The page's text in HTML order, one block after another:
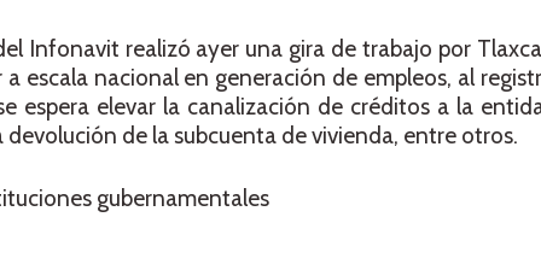
Infonavit realizó ayer una gira de trabajo por
a escala nacional en generación de empleos, al
espera elevar la canalización de créditos a la
devolución de la subcuenta de vivienda, entre otros.
gubernamentales